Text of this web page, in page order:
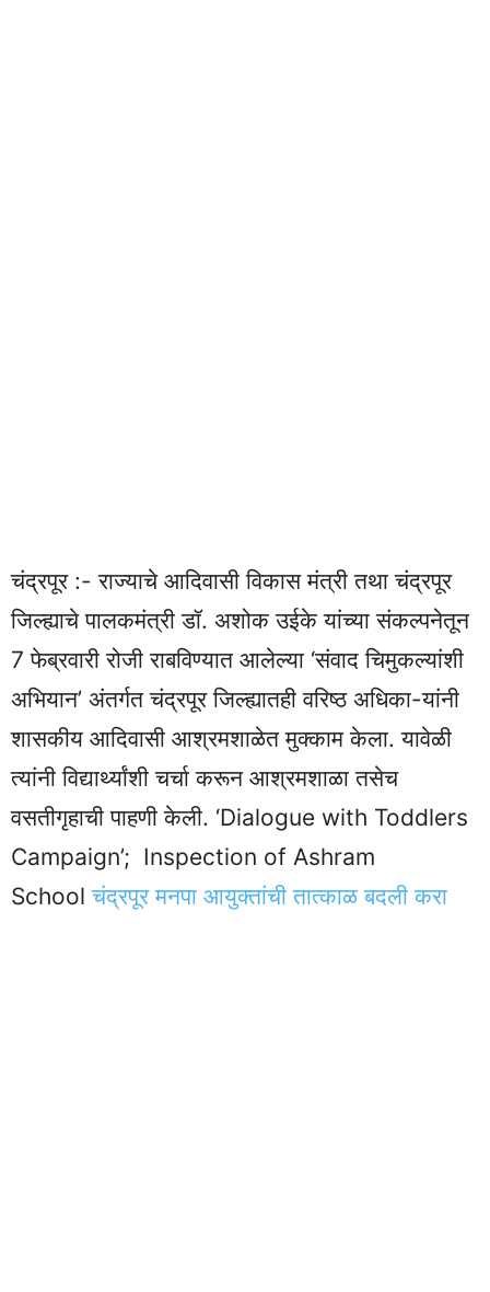
चंद्रपूर :- राज्याचे आदिवासी विकास मंत्री तथा चंद्रपूर
जिल्ह्याचे पालकमंत्री डॉ. अशोक उईके यांच्या संकल्पनेतून
7 फेब्रवारी रोजी राबविण्यात आलेल्या ‘संवाद चिमुकल्यांशी
अभियान’ अंतर्गत चंद्रपूर जिल्ह्यातही वरिष्ठ अधिका-यांनी
शासकीय आदिवासी आश्रमशाळेत मुक्काम केला. यावेळी
त्यांनी विद्यार्थ्यांशी चर्चा करून आश्रमशाळा तसेच
वसतीगृहाची पाहणी केली. ‘Dialogue with Toddlers
Campaign’; Inspection of Ashram
Schoolचंद्रपूर मनपा आयुक्तांची तात्काळ बदली करा